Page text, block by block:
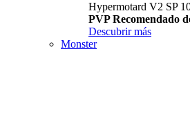
Hypermotard V2 SP
PVP Recomendado
Descubrir más
Monster